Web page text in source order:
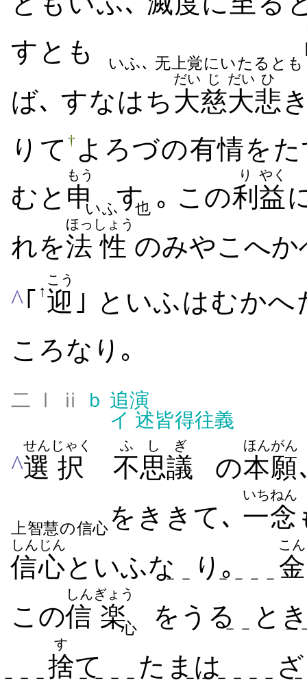
す​ともいふ､ 无上覚にいたるとも
ば､ すなはち 大
だい
慈
じ
大
だい
悲
ひ
り​て † よろづ​の有情を​
む​と 申
もう
いふす
也 ｡ この利
り
益
やく
れ​を法
ほっ
性
しょう
のみやこ​へ​か
^｢ ↑迎
こう
｣ といふは​むか
ころ​なり｡
二 Ⅰ ⅱ ｂ 追演
イ 述皆得往義
^選
せん
択
じゃく
不
ふ
思議
しぎ
の本願
ほんがん
上智慧の信心を​きき​て､ 一念
いちねん
信心
しんじん
といふな－－ り｡－－－－
こ
この信
しん
楽
ぎょう
心 を​うる－－ と－
－－ 捨
す
て
－－－－ たまは－－－－－－ ざ